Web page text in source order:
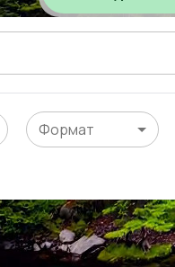
Формат